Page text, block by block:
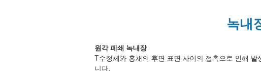
녹내
원각 폐쇄 녹내장
T수정체와 홍채의 후면 표면 사이의 접촉으로 인해
니다.